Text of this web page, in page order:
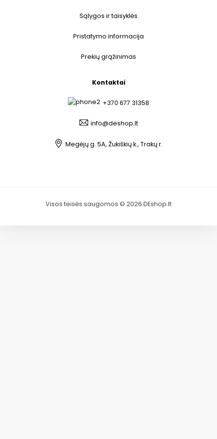
Sąlygos ir taisyklės
Pristatymo informacija
Prekių grąžinimas
Kontaktai
+370 677 31358
info@deshop.lt
Megėjų g. 5A, Žukiškių k., Trakų r.
Visos teisės saugomos © 2026 DEshop.lt